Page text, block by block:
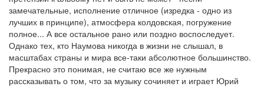
замечательные, исполнение отличное (изредка - одно из
лучших в принципе), атмосфера колдовская, погружение
полное... А все остальное рано или поздно воспоследует.
Однако тех, кто Наумова никогда в жизни не слышал, в
масштабах страны и мира все-таки абсолютное большинство.
Прекрасно это понимая, не считаю все же нужным
рассказывать о том, что за музыку сочиняет и играет Юрий